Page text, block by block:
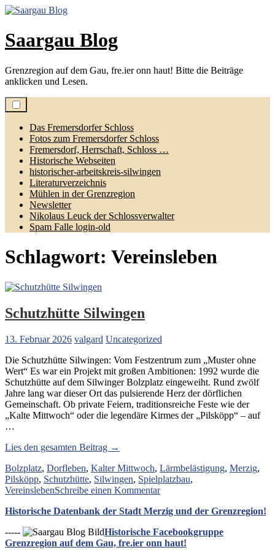
Zum
springen
Saargau Blog
Grenzregion auf dem Gau, fre.ier onn haut! Bitte die Beiträge
anklicken und Lesen.
Das Fremersdorfer Schloss
Fotos zum Fremersdorfer Schloss
Fremersdorf, Herrschaft, Schloss …
Historische Webseiten
historischer-arbeitskreis-silwingen
Literaturverzeichnis
Mühlen in der Grenzregion
Newsletter
Nikolaus Leuck der Schlossverwalter
Spam Falle login-old
Schlagwort: Vereinsleben
Schutzhütte Silwingen
13. Februar 2026 valgard Uncategorized
Die Schutzhütte Silwingen: Vom Festzentrum zum „Muster ohne
Wert“ Es war ein Projekt mit großen Ambitionen: 1992 wurde die
Schutzhütte auf dem Silwinger Bolzplatz eingeweiht. Rund zwölf
Jahre lang war dieser Ort das pulsierende Herz der dörflichen
Gemeinschaft. Ob private Feiern, traditionsreiche Feste wie der
„Kalte Mittwoch“ oder die legendäre Kirmes der „Pilsköpp“ – auf
…
Lies den gesamten Beitrag →
Bolzplatz, Dorfleben, Kalter Mittwoch, Lärmbelästigung, Merzig,
Pilsköpp, Schutzhütte, Silwingen, Spielplatzbau,
VereinslebenSchreibe einen Kommentarzu
Silwingen
Historische Datenbank der Stadt Merzig und der Grenzregion!
-----
Historische Facebookgruppe
Grenzregion auf dem Gau, fre.ier onn haut!